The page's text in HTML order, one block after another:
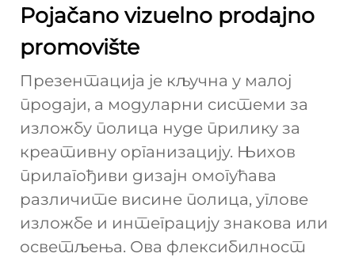
Pojačano vizuelno prodajno
promovište
Презентација је кључна у малој
продаји, а модуларни системи за
изложбу полица нуде прилику за
креативну организацију. Њихов
прилагођиви дизајн омогућава
различите висине полица, углове
изложбе и интеграцију знакова или
осветљења. Ова флексибилност